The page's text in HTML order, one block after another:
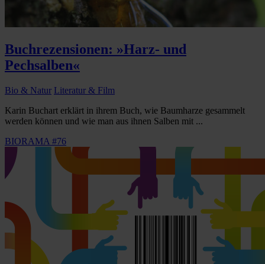
Buchrezensionen: »Harz- und
Pechsalben«
Bio & Natur Literatur & Film
Karin Buchart erklärt in ihrem Buch, wie Baumharze gesammelt
werden können und wie man aus ihnen Salben mit ...
BIORAMA #76